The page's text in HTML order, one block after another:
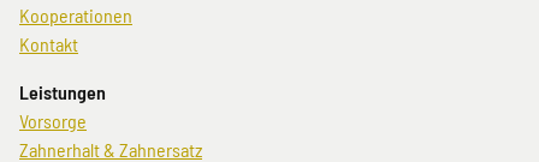
Kooperationen
Kontakt
Leistungen
Navigation
überspringen
Vorsorge
Zahnerhalt & Zahnersatz